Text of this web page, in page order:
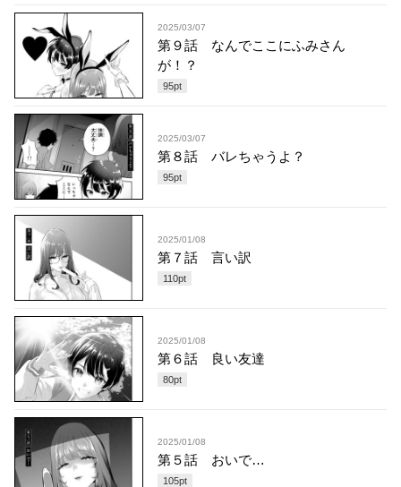
2025/03/07
第９話 なんでここにふみさん
が！？
95pt
2025/03/07
第８話 バレちゃうよ？
95pt
2025/01/08
第７話 言い訳
110pt
2025/01/08
第６話 良い友達
80pt
2025/01/08
第５話 おいで…
105pt